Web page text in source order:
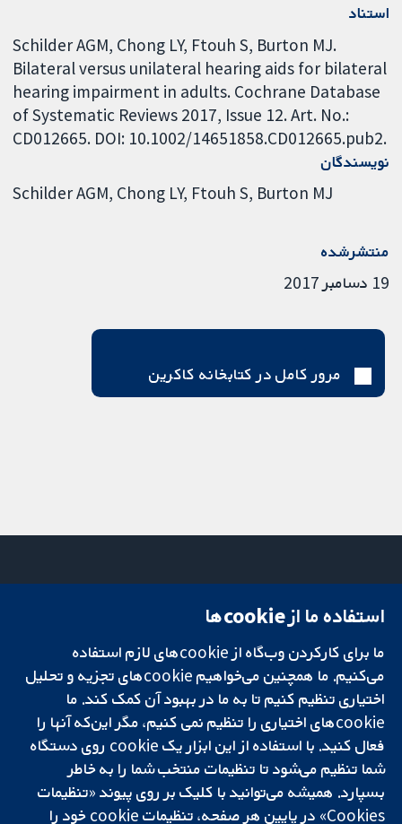
استناد
Schilder AGM, Chong LY, Ftouh S, Burton MJ.
Bilateral versus unilateral hearing aids for bilateral
hearing impairment in adults. Cochrane Database
of Systematic Reviews 2017, Issue 12. Art. No.:
CD012665. DOI: 10.1002/14651858.CD012665.pub2.
نویسندگان
Schilder AGM Chong LY Ftouh S Burton MJ
منتشرشده
19 دسامبر 2017
مرور کامل در کتابخانه کاکرین
تحقیقات قابل
اعتماد.
تصمیم‌گیری آگاهانه.
سلامت بهتر.
میدان کاوندیش
لندن
W1G 0AN
بریتانیا
دفتر رسانه‌ای
درباره ما
فرصت‌های
شغلی
Cochrane
Library
شبکه همکاری کاکرین، یک مؤسسه خیریه (شماره 1045921) و یک شرکت با
استفاده ما از cookie‌ها
ما برای کارکردن وب‌گاه از cookie‌های لازم استفاده
می‌کنیم. ما همچنین می‌خواهیم cookie‌های تجزیه و تحلیل
اختیاری تنظیم کنیم تا به ما در بهبود آن کمک کند. ما
cookie‌های اختیاری را تنظیم نمی کنیم، مگر این‌که آنها را
فعال کنید. با استفاده از این ابزار یک cookie‌ روی دستگاه
شما تنظیم می‌شود تا تنظیمات منتخب شما را به خاطر
بسپارد. همیشه می‌توانید با کلیک بر روی پیوند «تنظیمات
Cookies» در پایین هر صفحه، تنظیمات cookie‌ خود را